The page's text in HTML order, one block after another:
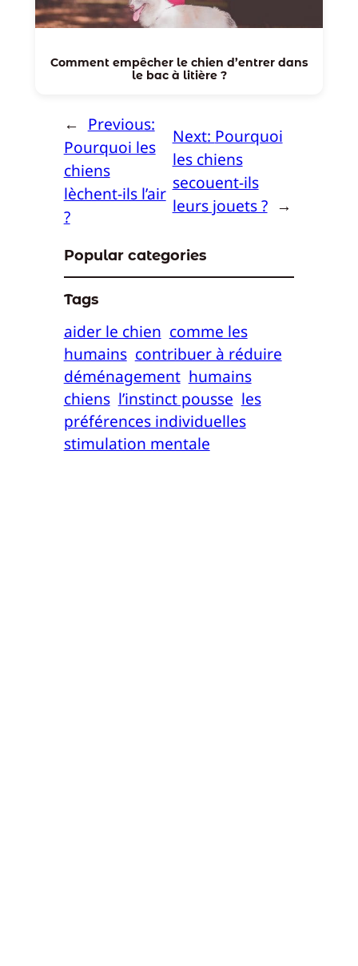
Comment empêcher le chien d’entrer dans
le bac à litière ?
← Previous:
Pourquoi les
chiens
lèchent-ils l’air
?
Next: Pourquoi
les chiens
secouent-ils
leurs jouets ? →
Popular categories
Tags
aider le chien comme les
humains contribuer à réduire
déménagement humains
chiens l’instinct pousse les
préférences individuelles
stimulation mentale